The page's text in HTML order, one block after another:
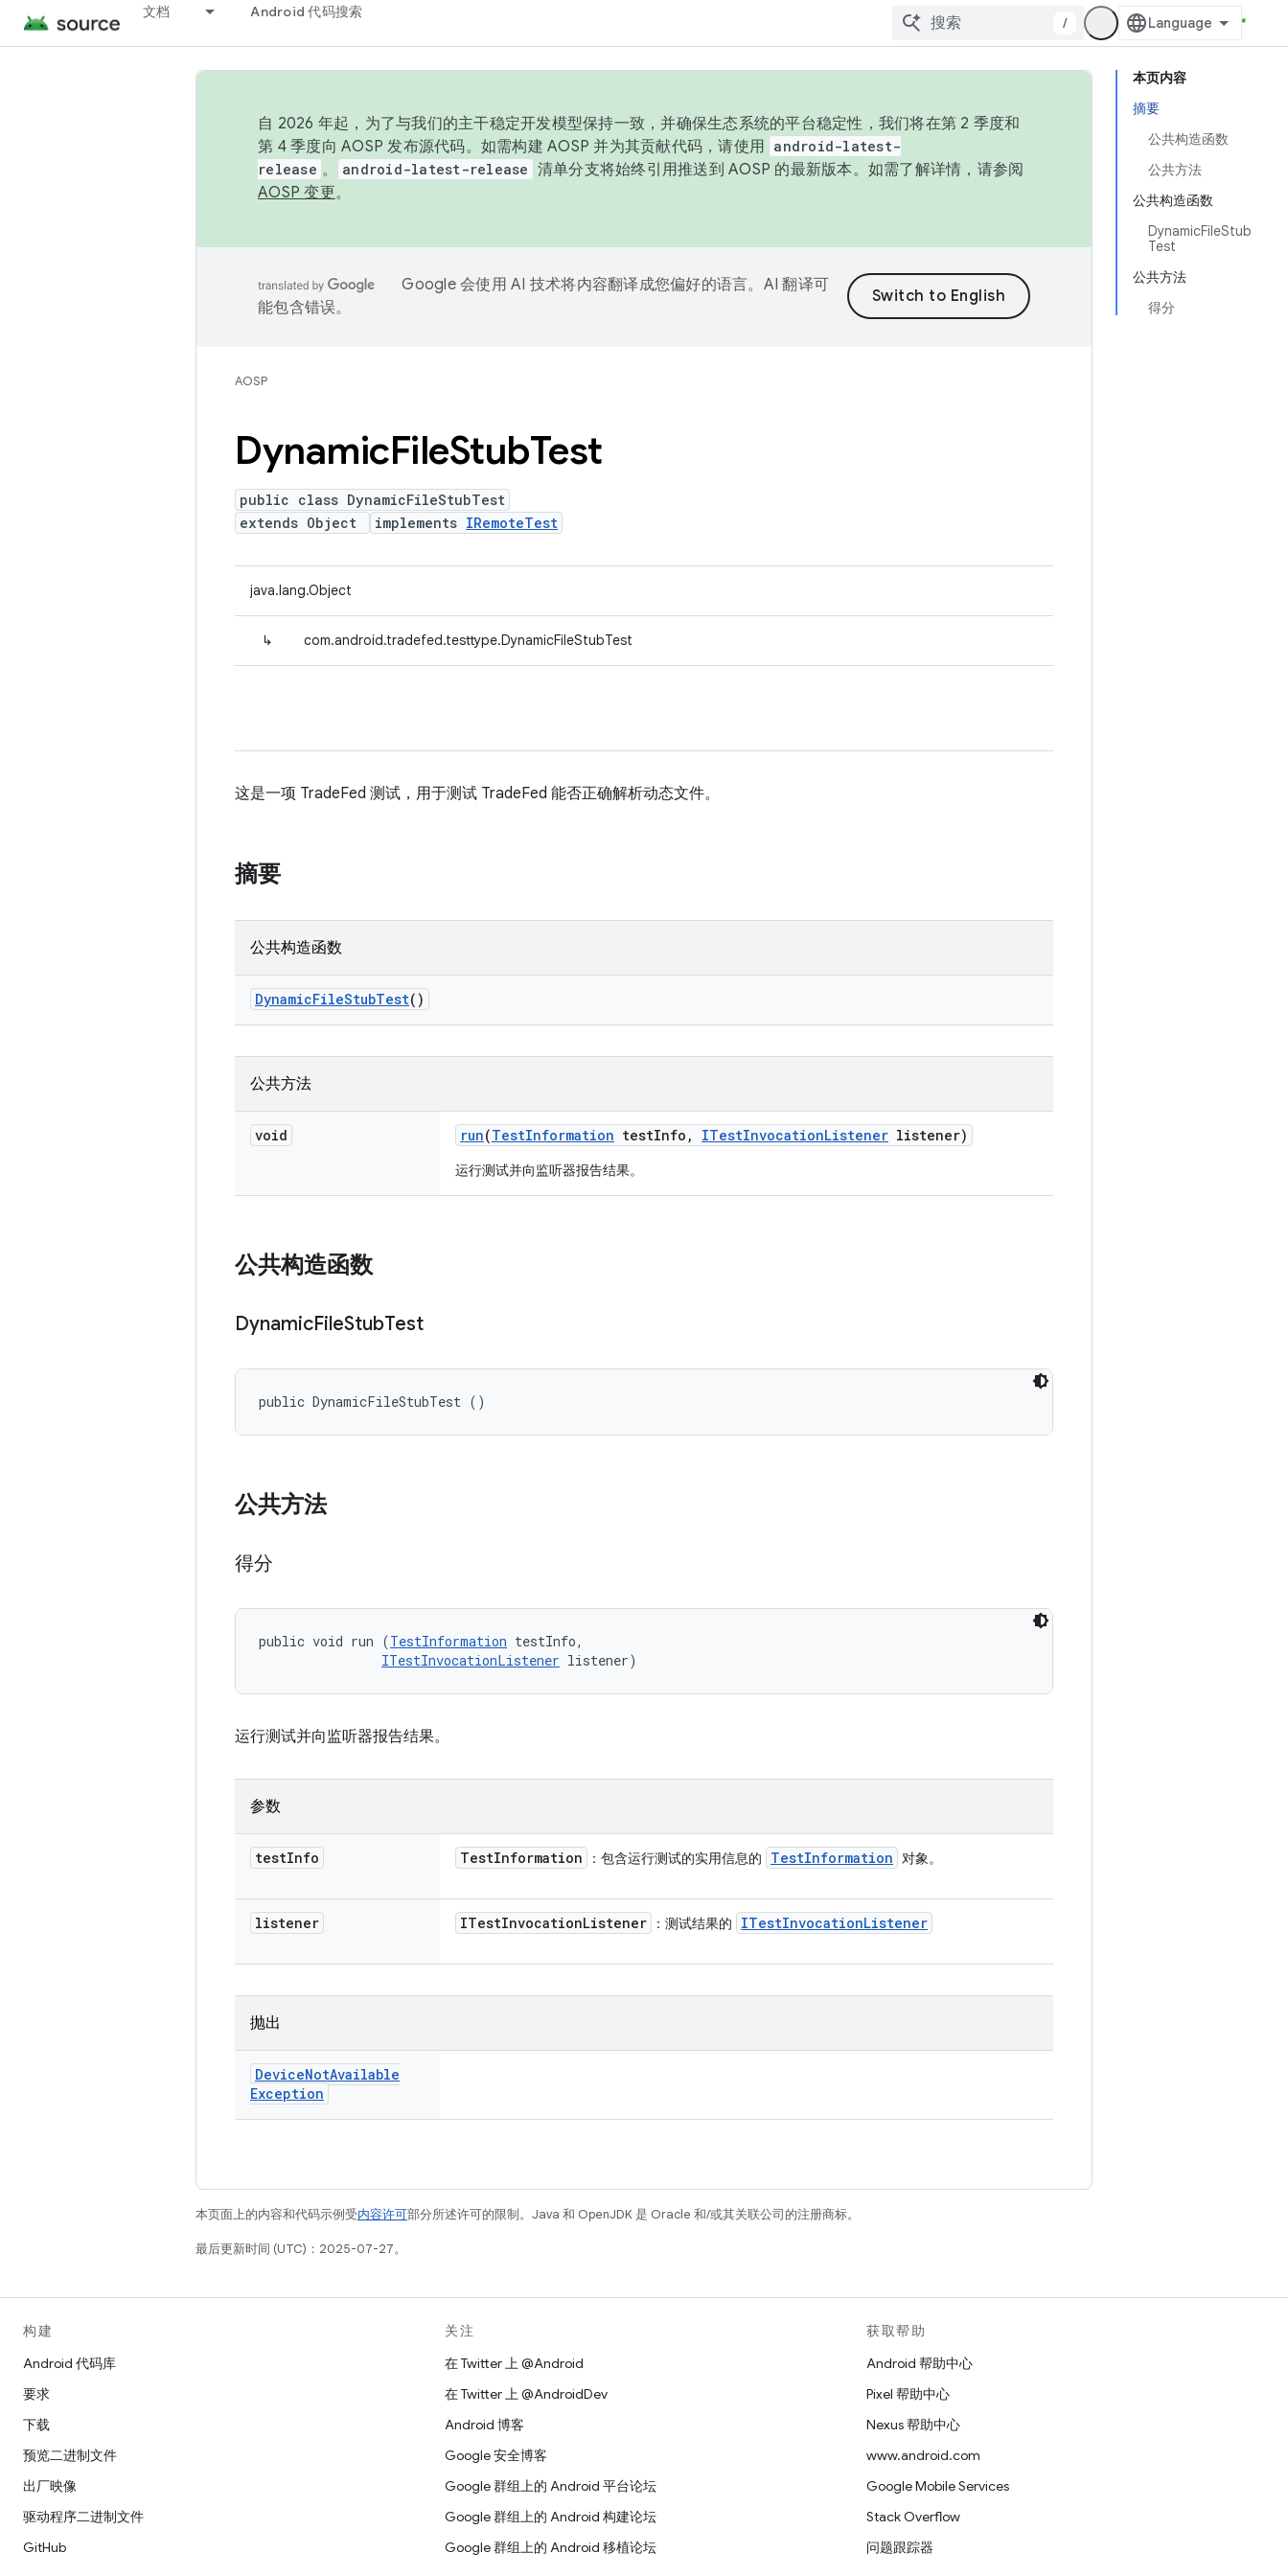
文档 Android 代码搜索
/
本页内容
摘要
公共构造函数
公共方法
公共构造函数
DynamicFileStub
Test
公共方法
得分
自 2026 年起，为了与我们的主干稳定开发模型保持一致，并确保生态系统的平台稳定性，我们将在第 2 季度和
第 4 季度向 AOSP 发布源代码。如需构建 AOSP 并为其贡献代码，请使用 android-latest-
release 。 android-latest-release 清单分支将始终引用推送到 AOSP 的最新版本。如需了解详情，请参阅
AOSP 变更。
Google 会使用 AI 技术将内容翻译成您偏好的语言。AI 翻译可
能包含错误。
AOSP
DynamicFileStubTest
public class DynamicFileStubTest
extends Object
implements IRemoteTest
java.lang.Object
↳ com.android.tradefed.testtype.DynamicFileStubTest
这是一项 TradeFed 测试，用于测试 TradeFed 能否正确解析动态文件。
摘要
公共构造函数
DynamicFileStubTest()
公共方法
void run(TestInformation testInfo , ITestInvocationListener listener)
运行测试并向监听器报告结果。
公共构造函数
DynamicFileStubTest
public DynamicFileStubTest ()
公共方法
得分
public void run (TestInformation testInfo,
ITestInvocationListener listener)
运行测试并向监听器报告结果。
参数
testInfo TestInformation ：包含运行测试的实用信息的 TestInformation 对象。
listener ITestInvocationListener ：测试结果的 ITestInvocationListener
抛出
DeviceNotAvailable
Exception
本页面上的内容和代码示例受内容许可部分所述许可的限制。Java 和 OpenJDK 是 Oracle 和/或其关联公司的注册商标。
最后更新时间 (UTC)：2025-07-27。
构建
Android 代码库
要求
下载
预览二进制文件
出厂映像
驱动程序二进制文件
GitHub
关注
在 Twitter 上 @Android
在 Twitter 上 @AndroidDev
Android 博客
Google 安全博客
Google 群组上的 Android 平台论坛
Google 群组上的 Android 构建论坛
Google 群组上的 Android 移植论坛
获取帮助
Android 帮助中心
Pixel 帮助中心
Nexus 帮助中心
www.android.com
Google Mobile Services
Stack Overflow
问题跟踪器